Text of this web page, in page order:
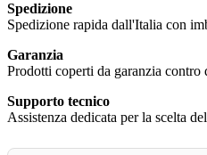
Spedizione
Spedizione rapida dall'Italia con
Garanzia
Prodotti coperti da garanzia
Supporto tecnico
Assistenza dedicata per la scelta